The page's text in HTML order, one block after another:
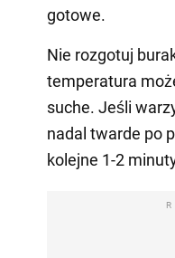
gotowe.
Nie rozgotuj
temperatura
suche. Jeśli
nadal twarde po
kolejne 1-2